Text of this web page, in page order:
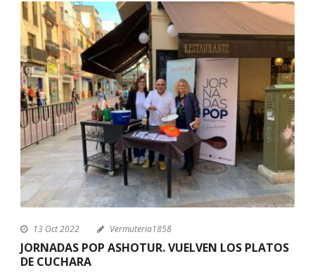
13 Oct 2022 Vermuteria1858
JORNADAS POP ASHOTUR. VUELVEN LOS PLATOS
DE CUCHARA